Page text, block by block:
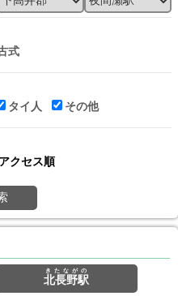
式
タイ人 その他
クセス順
北長野駅
きたながの